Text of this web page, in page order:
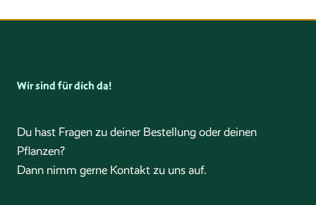
Wir sind für dich da!
Du hast Fragen zu deiner Bestellung oder deinen
Pflanzen?
Dann nimm gerne Kontakt zu uns auf.